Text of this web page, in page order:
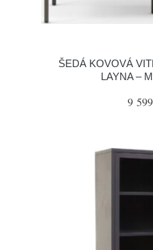
ŠEDÁ KOVOVÁ
LAYNA –
9